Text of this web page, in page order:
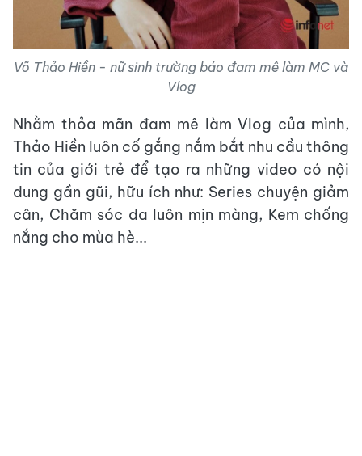
Võ Thảo Hiền - nữ sinh trường báo đam mê làm MC và
Vlog
Nhằm thỏa mãn đam mê làm Vlog của mình,
Thảo Hiền luôn cố gắng nắm bắt nhu cầu thông
tin của giới trẻ để tạo ra những video có nội
dung gần gũi, hữu ích như: Series chuyện giảm
cân, Chăm sóc da luôn mịn màng, Kem chống
nắng cho mùa hè...